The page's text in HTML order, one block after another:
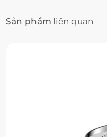
Sản phẩm liên quan